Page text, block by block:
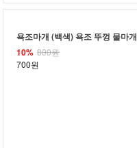
욕조마개 (백색) 욕조 뚜껑 물마개
10% 800원
700원